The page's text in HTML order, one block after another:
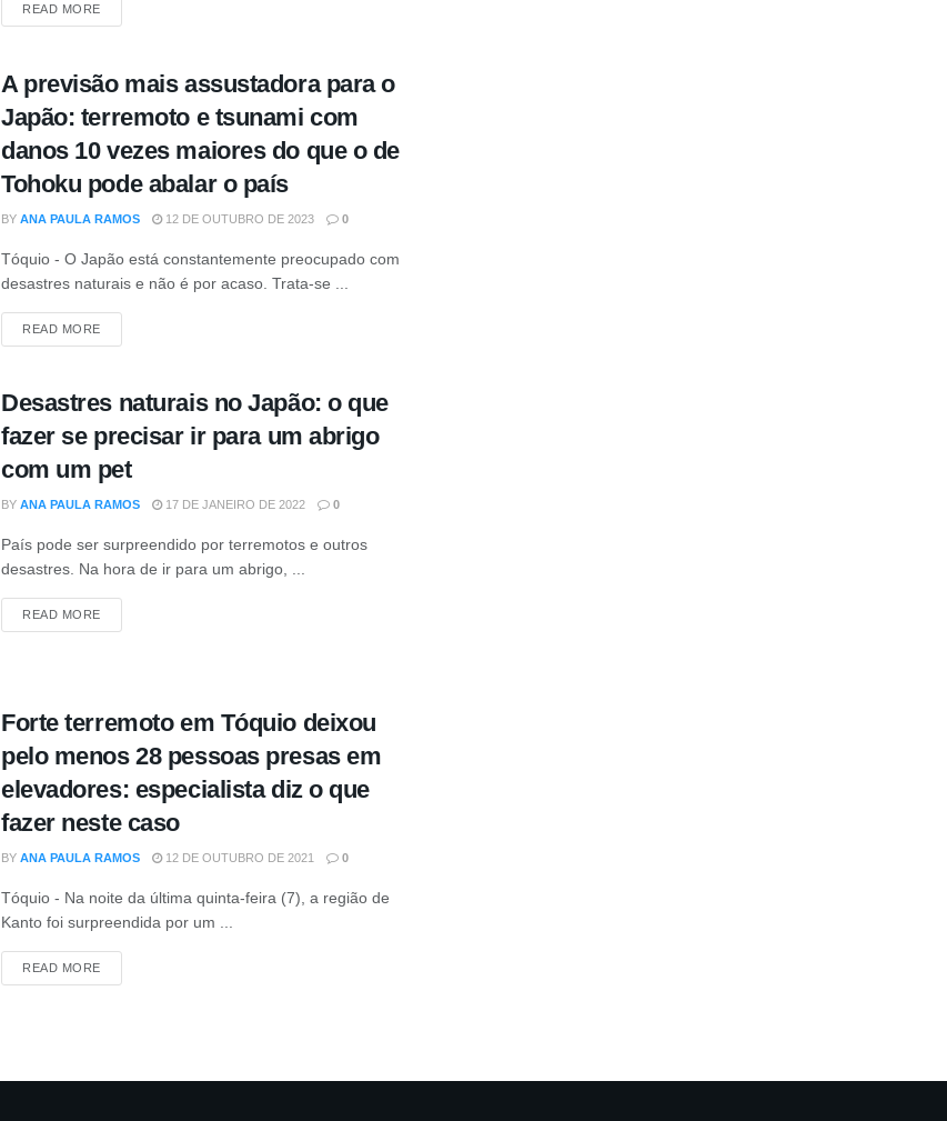
READ MOREDETAILS
A previsão mais assustadora para o
Japão: terremoto e tsunami com
danos 10 vezes maiores do que o de
Tohoku pode abalar o país
BY ANA PAULA RAMOS 12 DE OUTUBRO DE 2023 0
Tóquio - O Japão está constantemente preocupado com
desastres naturais e não é por acaso. Trata-se ...
READ MOREDETAILS
Desastres naturais no Japão: o que
fazer se precisar ir para um abrigo
com um pet
BY ANA PAULA RAMOS 17 DE JANEIRO DE 2022 0
País pode ser surpreendido por terremotos e outros
desastres. Na hora de ir para um abrigo, ...
READ MOREDETAILS
Forte terremoto em Tóquio deixou
pelo menos 28 pessoas presas em
elevadores: especialista diz o que
fazer neste caso
BY ANA PAULA RAMOS 12 DE OUTUBRO DE 2021 0
Tóquio - Na noite da última quinta-feira (7), a região de
Kanto foi surpreendida por um ...
READ MOREDETAILS